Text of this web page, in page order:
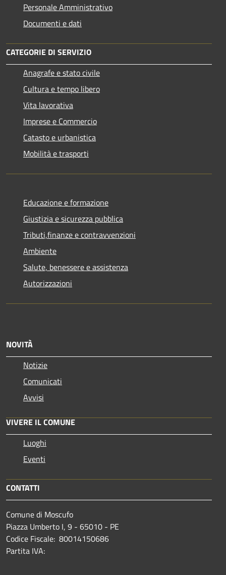
Personale Amministrativo
Documenti e dati
CATEGORIE DI SERVIZIO
Anagrafe e stato civile
Cultura e tempo libero
Vita lavorativa
Imprese e Commercio
Catasto e urbanistica
Mobilità e trasporti
Educazione e formazione
Giustizia e sicurezza pubblica
Tributi,finanze e contravvenzioni
Ambiente
Salute, benessere e assistenza
Autorizzazioni
NOVITÀ
Notizie
Comunicati
Avvisi
VIVERE IL COMUNE
Luoghi
Eventi
CONTATTI
Comune di Moscufo
Piazza Umberto I, 9 - 65010 - PE
Codice Fiscale: 80014150686
Partita IVA: